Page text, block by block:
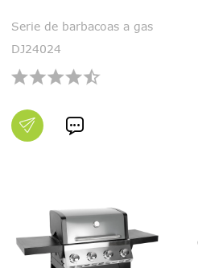
Serie de barbacoas a gas
DJ24024
